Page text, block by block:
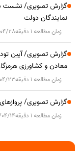
گزارش تصویری/ نشست
نمایندگان دولت
زمان مطالعه 1 دقیقه 28
گزارش تصویری/ آیین
معادن و کشاورزی
زمان مطالعه 1 دقیقه 23
گزارش تصویری/
زمان مطالعه 1 دقیقه 14